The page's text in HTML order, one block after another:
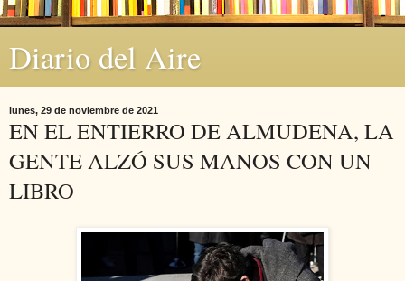
Diario del Aire
lunes, 29 de noviembre de 2021
EN EL ENTIERRO DE ALMUDENA, LA
GENTE ALZÓ SUS MANOS CON UN
LIBRO